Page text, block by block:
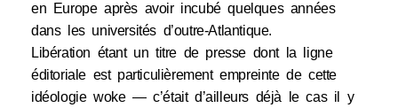
en Europe après avoir incubé quelques années
dans les universités d’outre-Atlantique.
Libération étant un titre de presse dont la ligne
éditoriale est particulièrement empreinte de cette
idéologie woke — c’était d’ailleurs déjà le cas il y